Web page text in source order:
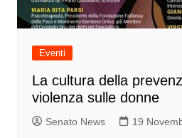
Eventi
La cultura della
violenza sulle donne
Senato News 19